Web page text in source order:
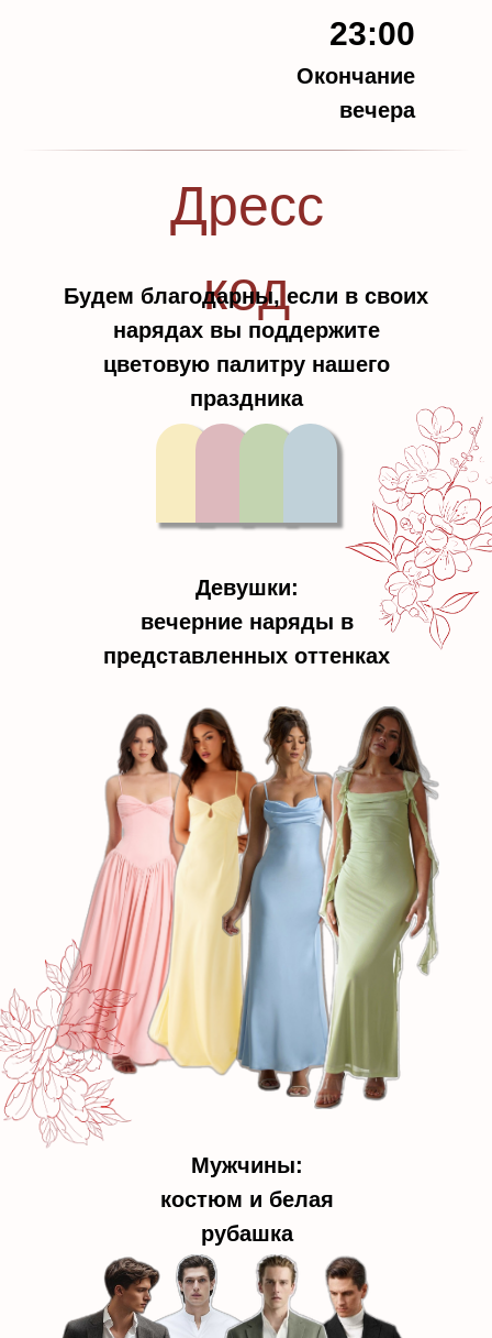
Окончание
вечера
23:00
Дресс
код
Будем благодарны, если в своих
нарядах вы поддержите
цветовую палитру нашего
праздника
Девушки:
вечерние наряды в
представленных оттенках
Мужчины:
костюм и белая
рубашка